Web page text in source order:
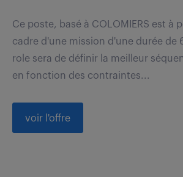
Ce poste, basé à COLOMIERS est à
cadre d'une mission d'une durée de
role sera de définir la meilleur
en fonction des contraintes...
voir l'offre